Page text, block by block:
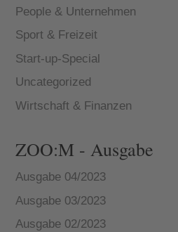
People & Unternehmen
Sport & Freizeit
Start-up-Special
Uncategorized
Wirtschaft & Finanzen
ZOO:M - Ausgabe
Ausgabe 04/2023
Ausgabe 03/2023
Ausgabe 02/2023